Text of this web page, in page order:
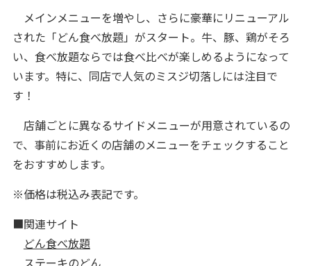
メインメニューを増やし、さらに豪華にリニューアル
された「どん食べ放題」がスタート。牛、豚、鶏がそろ
い、食べ放題ならでは食べ比べが楽しめるようになって
います。特に、同店で人気のミスジ切落しには注目で
す！
店舗ごとに異なるサイドメニューが用意されているの
で、事前にお近くの店舗のメニューをチェックすること
をおすすめします。
※価格は税込み表記です。
■関連サイト
どん食べ放題
ステーキのどん